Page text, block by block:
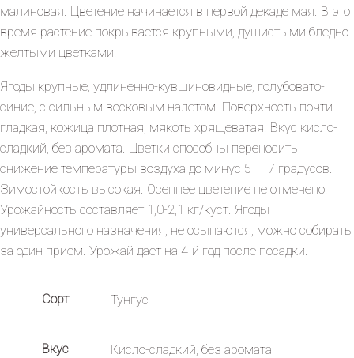
малиновая. Цветение начинается в первой декаде мая. В это
время растение покрывается крупными, душистыми бледно-
желтыми цветками.
Ягоды крупные, удлиненно-кувшиновидные, голубовато-
синие, с сильным восковым налетом. Поверхность почти
гладкая, кожица плотная, мякоть хрящеватая. Вкус кисло-
сладкий, без аромата. Цветки способны переносить
снижение температуры воздуха до минус 5 — 7 градусов.
Зимостойкость высокая. Осеннее цветение не отмечено.
Урожайность составляет 1,0-2,1 кг/куст. Ягоды
универсального назначения, не осыпаются, можно собирать
за один прием. Урожай дает на 4-й год после посадки.
Сорт Тунгус
Вкус Кисло-сладкий, без аромата